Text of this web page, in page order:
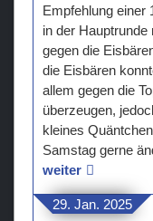
Empfehlung einer
in der Hauptrunde
gegen die
die Eisbären
allem gegen die
überzeugen,
kleines
Samstag gerne
weiter
29. Jan. 2025